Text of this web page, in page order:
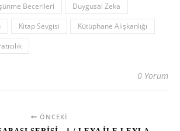
Becerileri
Duygusal Zeka
Kitap Sevgisi
Kütüphane Alışkanlığı
0 Yorum
ÖNCEKI